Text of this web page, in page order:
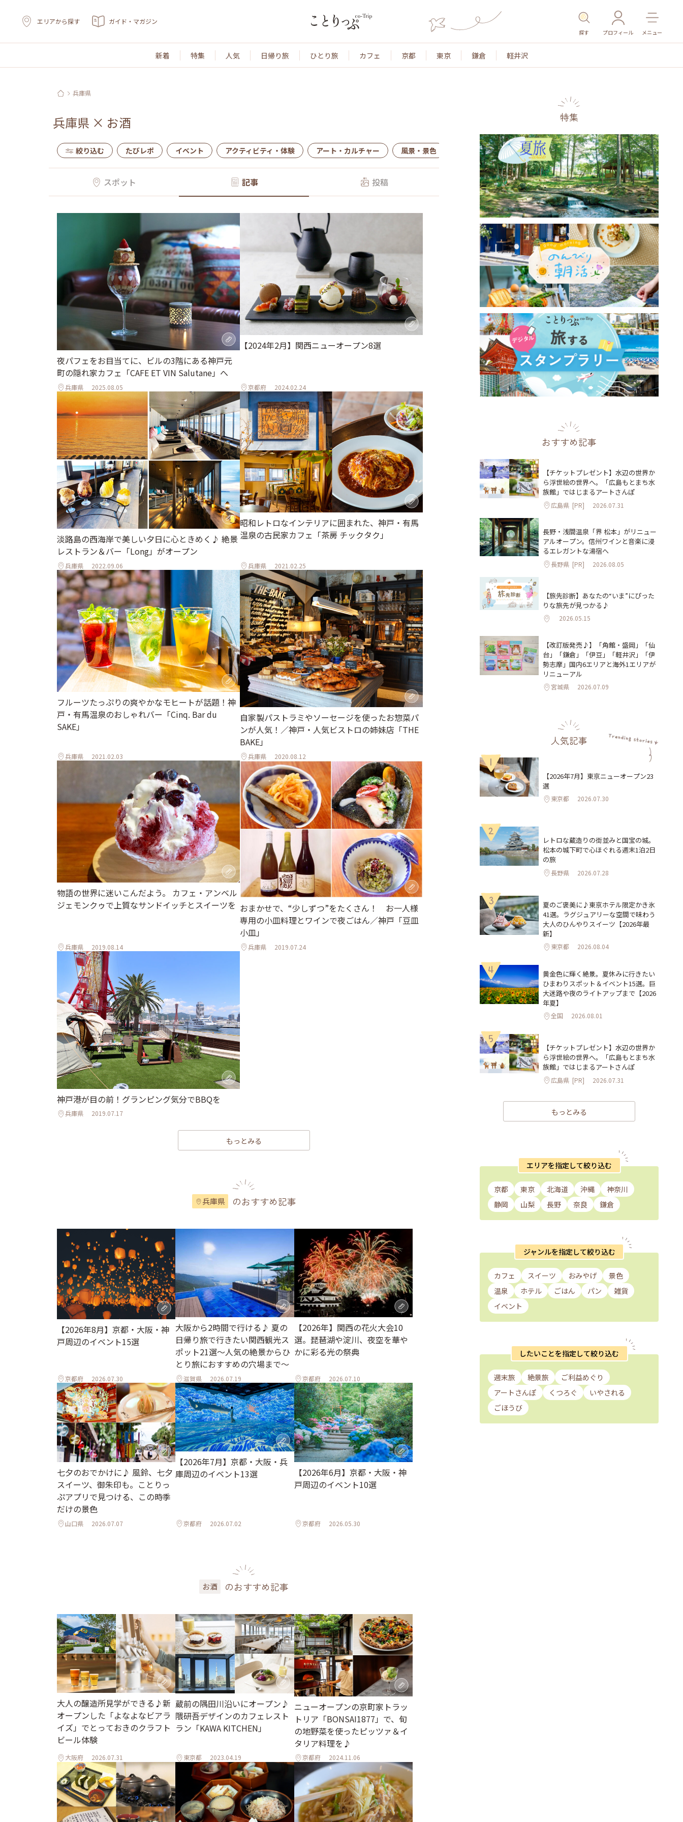
エリアから探す ガイド・マガジン
探す プロフィール メニュー
新着 特集 人気 日帰り旅 ひとり旅 カフェ 京都 東京 鎌倉 軽井沢
兵庫県
兵庫県 × お酒
絞り込む たびレポ イベント アクティビティ・体験 アート・カルチャー 風景・景色 名所・旧跡 温泉・スパ その他施設 ごはん
スポット 記事 投稿
夜パフェをお目当てに、ビルの3階にある神戸元
町の隠れ家カフェ「CAFE ET VIN Salutane」へ
兵庫県 2025.08.05
【2024年2月】関西ニューオープン8選
京都府 2024.02.24
淡路島の西海岸で美しい夕日に心ときめく♪ 絶景
レストラン＆バー「Long」がオープン
兵庫県 2022.09.06
昭和レトロなインテリアに囲まれた、神戸・有馬
温泉の古民家カフェ「茶房 チックタク」
兵庫県 2021.02.25
フルーツたっぷりの爽やかなモヒートが話題！神
戸・有馬温泉のおしゃれバー「Cinq. Bar du
SAKE」
兵庫県 2021.02.03
自家製パストラミやソーセージを使ったお惣菜パ
ンが人気！／神戸・人気ビストロの姉妹店「THE
BAKE」
兵庫県 2020.08.12
物語の世界に迷いこんだよう。 カフェ・アンベル
ジェモンクゥで上質なサンドイッチとスイーツを
兵庫県 2019.08.14
おまかせで、“少しずつ”をたくさん！ お一人様
専用の小皿料理とワインで夜ごはん／神戸「豆皿
小皿」
兵庫県 2019.07.24
神戸港が目の前！グランピング気分でBBQを
兵庫県 2019.07.17
もっとみる
兵庫県 のおすすめ記事
【2026年8月】京都・大阪・神
戸周辺のイベント15選
京都府 2026.07.30
大阪から2時間で行ける♪ 夏の
日帰り旅で行きたい関西観光ス
ポット21選～人気の絶景からひ
とり旅におすすめの穴場まで～
滋賀県 2026.07.19
【2026年】関西の花火大会10
選。琵琶湖や淀川、夜空を華や
かに彩る光の祭典
京都府 2026.07.10
七夕のおでかけに♪ 風鈴、七夕
スイーツ、御朱印も。ことりっ
ぷアプリで見つける、この時季
だけの景色
山口県 2026.07.07
【2026年7月】京都・大阪・兵
庫周辺のイベント13選
京都府 2026.07.02
【2026年6月】京都・大阪・神
戸周辺のイベント10選
京都府 2026.05.30
お酒 のおすすめ記事
大人の醸造所見学ができる♪新
オープンした「よなよなビアラ
イズ」でとっておきのクラフト
ビール体験
大阪府 2026.07.31
蔵前の隅田川沿いにオープン♪
隈研吾デザインのカフェレスト
ラン「KAWA KITCHEN」
東京都 2023.04.19
ニューオープンの京町家トラッ
トリア「BONSAI1877」で、旬
の地野菜を使ったピッツァ＆イ
タリア料理を♪
京都府 2024.11.06
特集
おすすめ記事
【チケットプレゼント】水辺の世界か
ら浮世絵の世界へ。「広島もとまち水
族館」ではじまるアートさんぽ
広島県 [PR] 2026.07.31
長野・浅間温泉「界 松本」がリニュー
アルオープン。信州ワインと音楽に浸
るエレガントな湯宿へ
長野県 [PR] 2026.08.05
【旅先診断】あなたの“いま”にぴった
りな旅先が見つかる♪
2026.05.15
【改訂版発売♪】「角館・盛岡」「仙
台」「鎌倉」「伊豆」「軽井沢」「伊
勢志摩」国内6エリアと海外1エリアが
リニューアル
宮城県 2026.07.09
人気記事
1
【2026年7月】東京ニューオープン23
選
東京都 2026.07.30
2
レトロな蔵造りの街並みと国宝の城。
松本の城下町で心ほぐれる週末1泊2日
の旅
長野県 2026.07.28
3
夏のご褒美に♪東京ホテル限定かき氷
41選。ラグジュアリーな空間で味わう
大人のひんやりスイーツ【2026年最
新】
東京都 2026.08.04
4
黄金色に輝く絶景。夏休みに行きたい
ひまわりスポット＆イベント15選。巨
大迷路や夜のライトアップまで【2026
年夏】
全国 2026.08.01
5
【チケットプレゼント】水辺の世界か
ら浮世絵の世界へ。「広島もとまち水
族館」ではじまるアートさんぽ
広島県 [PR] 2026.07.31
もっとみる
エリアを指定して絞り込む
京都 東京 北海道 沖縄
神奈川
静岡
山梨 長野 奈良 鎌倉
ジャンルを指定して絞り込む
カフェ スイーツ おみやげ
景色
温泉
ホテル ごはん パン
雑貨
イベント
したいことを指定して絞り込む
週末旅 絶景旅
ご利益めぐり
アートさんぽ
くつろぐ
いやされる
ごほうび